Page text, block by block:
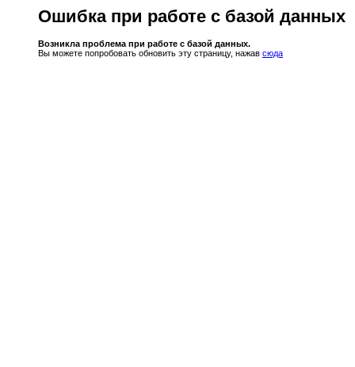
Ошибка при работе с базой данных
Возникла проблема при работе с базой данных.
Вы можете попробовать обновить эту страницу, нажав сюда